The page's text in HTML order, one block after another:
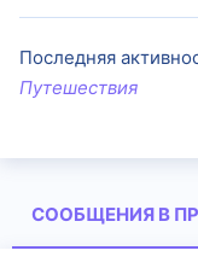
Последняя
Путешествия
СООБЩЕНИЯ В